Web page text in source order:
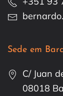
Sede em
C/ Juan
08018